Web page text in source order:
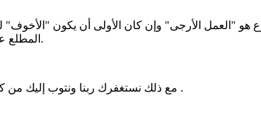
الأرجى" وإن كان الأولى أن يكون "الأخوف"
المطلع على السرائر وما تخفي النفوس.
مع ذلك نستغفرك ربنا ونتوب إليك من كل قول وعمل ليس فيه رضاك .